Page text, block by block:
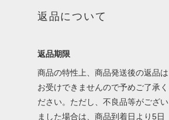
返品について
返品期限
商品の特性上、商品発送後の返品は
お受けできませんので予めご了承く
ださい。ただし、不良品等がござい
ました場合は、商品到着日より5日